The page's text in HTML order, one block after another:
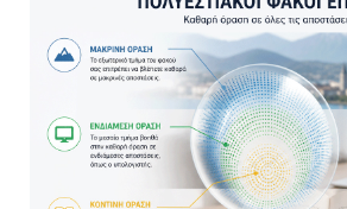
Εντός Στοάς Πεσματζόγλου,
Πανεπιστημίου 39, 10564, Αθήνα, Ελλάδα
ΩΡΆΡΙΟ
Τρί-Πέμ-Παρ
Σάβ
10:00 - 18:00
10:00 - 19:00 10:00 - 16:00
ΕΠΙΚΟΙΝΩΝΊΑ
T: +30 213 045 4922